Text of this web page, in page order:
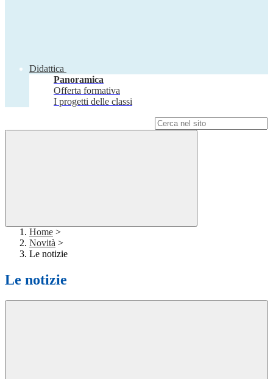
Didattica
Panoramica
Offerta formativa
I progetti delle classi
Home >
Novità >
Le notizie
Le notizie